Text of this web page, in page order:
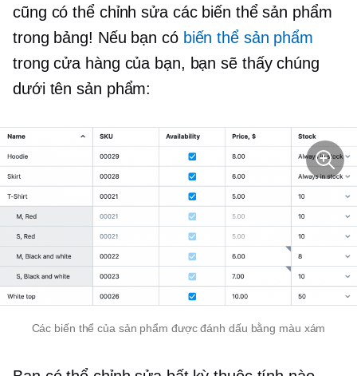
cũng có thể chỉnh sửa các biến thể sản phẩm
trong bảng! Nếu bạn có biến thể sản phẩm
trong cửa hàng của bạn, bạn sẽ thấy chúng
dưới tên sản phẩm:
Các biến thể của sản phẩm được đánh dấu bằng màu xám